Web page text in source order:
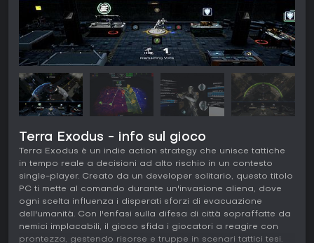
Terra Exodus - info sul gioco
Terra Exodus è un indie action strategy che unisce tattiche
in tempo reale a decisioni ad alto rischio in un contesto
single-player. Creato da un developer solitario, questo titolo
PC ti mette al comando durante un'invasione aliena, dove
ogni scelta influenza i disperati sforzi di evacuazione
dell'umanità. Con l'enfasi sulla difesa di città sopraffatte da
nemici implacabili, il gioco sfida i giocatori a reagire con
prontezza, gestendo risorse e truppe in scenari tattici tesi.